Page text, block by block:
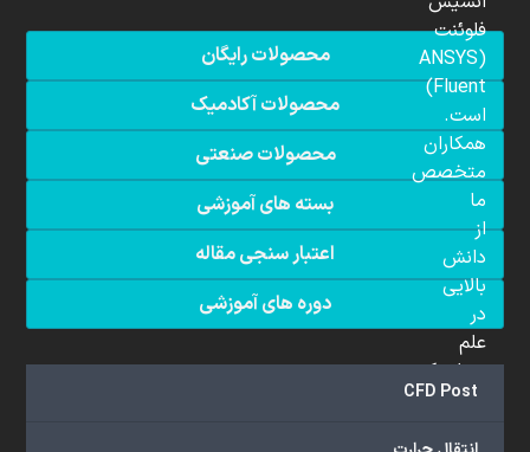
محصولات رایگان
محصولات آکادمیک
محصولات صنعتی
بسته های آموزشی
اعتبار سنجی مقاله
دوره های آموزشی
CFD Post
فلوئنت
(ANSYS
Fluent)
است.
همکاران
متخصص
ما
از
دانش
بالایی
در
علم
دینامیک
سیالات